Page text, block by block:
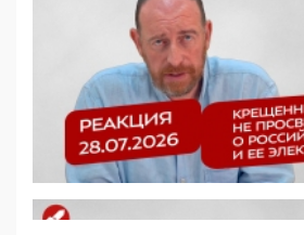
09:43, 01 Июня 2026
5G за счет здоровья граждан:
отобрать у регионов и
защищать жилые дома и
05:58, 26 Мая 2026
Роскомнадзор освободили от
деструктивным и опасным
07:39, 25 Мая 2026